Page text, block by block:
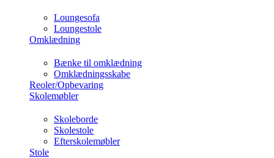
Loungesofa
Loungestole
Omklædning
Bænke til omklædning
Omklædningsskabe
Reoler/Opbevaring
Skolemøbler
Skoleborde
Skolestole
Efterskolemøbler
Stole